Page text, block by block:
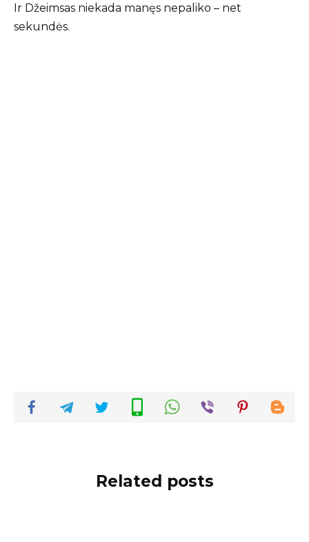
Ir Džeimsas niekada manęs nepaliko – net
sekundės.
Related posts